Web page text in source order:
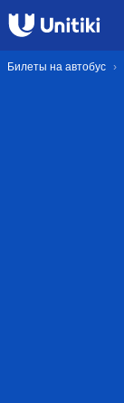
Билеты на автобус